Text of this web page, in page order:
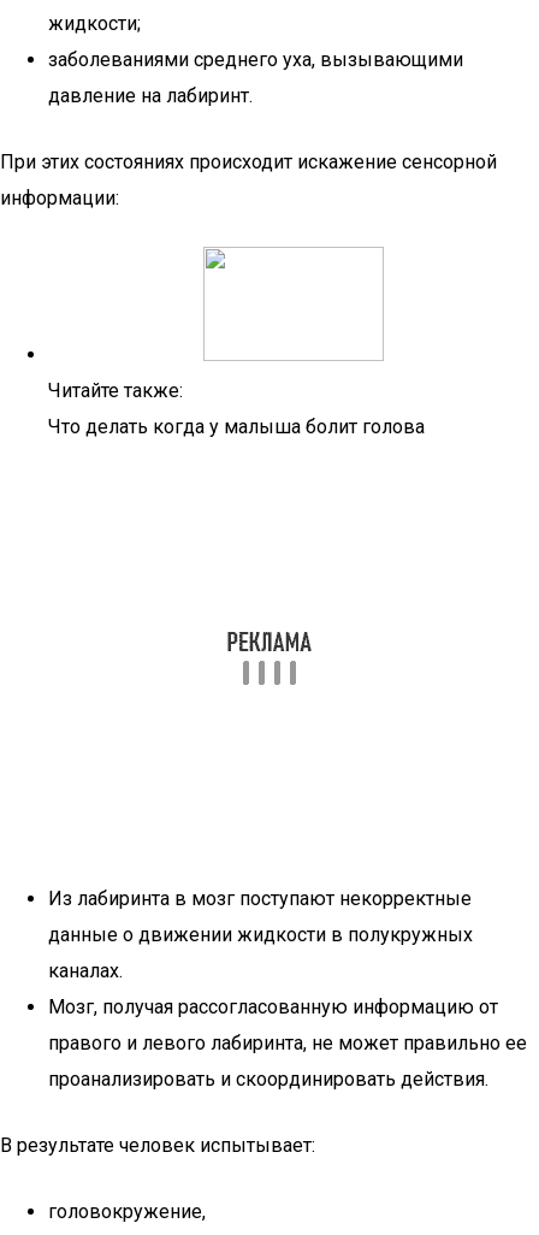
жидкости;
заболеваниями среднего уха, вызывающими
давление на лабиринт.
При этих состояниях происходит искажение сенсорной
информации:
Читайте также:
Что делать когда у малыша болит голова
Из лабиринта в мозг поступают некорректные
данные о движении жидкости в полукружных
каналах.
Мозг, получая рассогласованную информацию от
правого и левого лабиринта, не может правильно ее
проанализировать и скоординировать действия.
В результате человек испытывает:
головокружение,